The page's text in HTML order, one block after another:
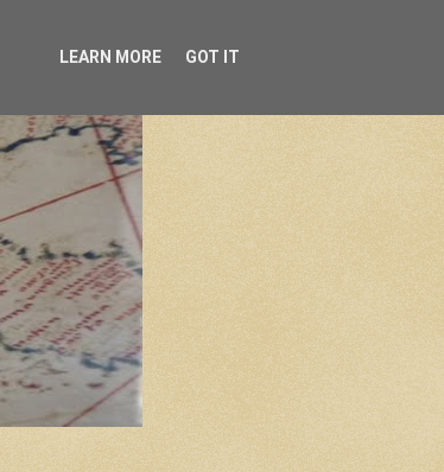
LEARN MORE GOT IT